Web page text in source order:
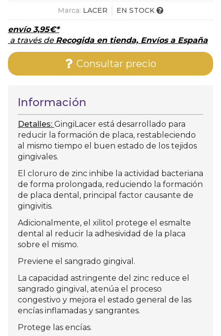
Marca: LACER EN STOCK
envío3,95€*
a través de Recogida en tienda, Envíos a España
Consultar precio
Información
Detalles: GingiLacer está desarrollado para
reducir la formación de placa, restableciendo
al mismo tiempo el buen estado de los tejidos
gingivales.
El cloruro de zinc inhibe la actividad bacteriana
de forma prolongada, reduciendo la formación
de placa dental, principal factor causante de
gingivitis.
Adicionalmente, el xilitol protege el esmalte
dental al reducir la adhesividad de la placa
sobre el mismo.
Previene el sangrado gingival.
La capacidad astringente del zinc reduce el
sangrado gingival, atenúa el proceso
congestivo y mejora el estado general de las
encías inflamadas y sangrantes.
Protege las encías.